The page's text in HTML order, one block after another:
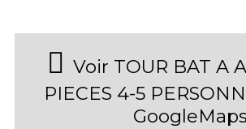
Voir TOUR BAT A
PIECES 4-5
GoogleMaps